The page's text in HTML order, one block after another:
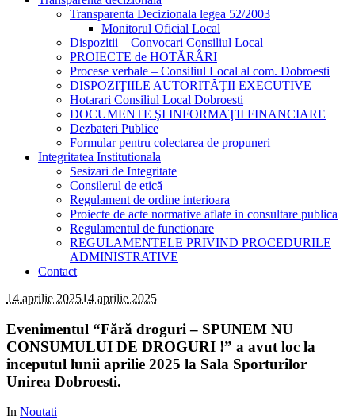
Transparenta Decizionala legea 52/2003
Monitorul Oficial Local
Dispozitii – Convocari Consiliul Local
PROIECTE de HOTĂRÂRI
Procese verbale – Consiliul Local al com. Dobroesti
DISPOZIŢIILE AUTORITĂŢII EXECUTIVE
Hotarari Consiliul Local Dobroesti
DOCUMENTE ŞI INFORMAŢII FINANCIARE
Dezbateri Publice
Formular pentru colectarea de propuneri
Integritatea Institutionala
Sesizari de Integritate
Consilerul de etică
Regulament de ordine interioara
Proiecte de acte normative aflate in consultare publica
Regulamentul de functionare
REGULAMENTELE PRIVIND PROCEDURILE
ADMINISTRATIVE
Contact
14 aprilie 202514 aprilie 2025
Evenimentul “Fără droguri – SPUNEM NU
CONSUMULUI DE DROGURI !” a avut loc la
inceputul lunii aprilie 2025 la Sala Sporturilor
Unirea Dobroesti.
In Noutati